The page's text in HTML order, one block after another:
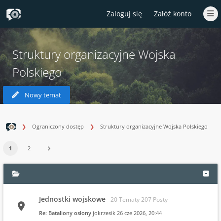
Zaloguj się Załóż konto
Struktury organizacyjne Wojska
Polskiego
Nowy temat
Ograniczony dostęp Struktury organizacyjne Wojska Polskiego
1 2
Jednostki wojskowe 20 Tematy 207 Posty
Re: Bataliony osłony jokrzesik 26 cze 2026, 20:44